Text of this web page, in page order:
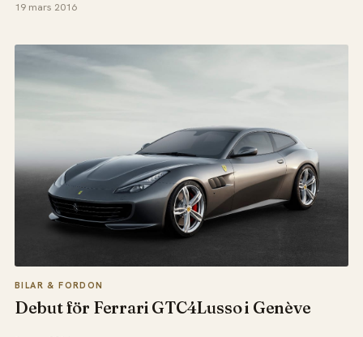
19 mars 2016
BILAR & FORDON
Debut för Ferrari GTC4Lusso i Genève